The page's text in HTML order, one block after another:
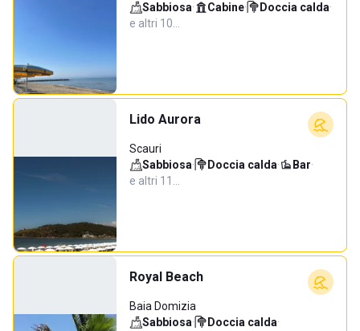
Sabbiosa· Cabine· Doccia calda·
e altri 10…
Lido Aurora
Scauri
Sabbiosa· Doccia calda· Bar·
e altri 11…
Royal Beach
Baia Domizia
Sabbiosa· Doccia calda·